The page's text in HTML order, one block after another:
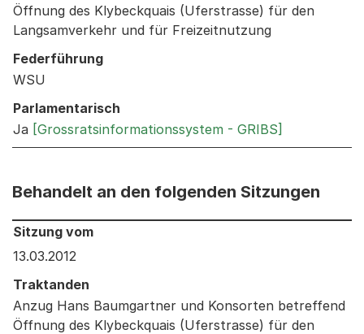
Öffnung des Klybeckquais (Uferstrasse) für den
Langsamverkehr und für Freizeitnutzung
Federführung
WSU
Parlamentarisch
Ja [Grossratsinformationssystem - GRIBS]
Behandelt an den folgenden Sitzungen
Behandelt an den folgenden Sitzungen: Informationen
Sitzung vom
13.03.2012
Traktanden
Anzug Hans Baumgartner und Konsorten betreffend
Öffnung des Klybeckquais (Uferstrasse) für den